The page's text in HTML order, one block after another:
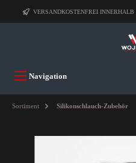
VERSANDKOSTENFREI
Navigation
Sortiment Silikonschlauch-Zubehör